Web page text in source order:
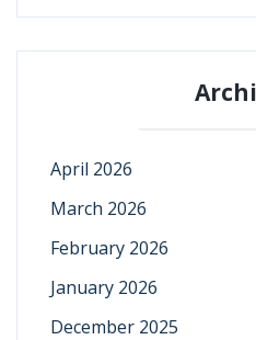
April 2026
March 2026
February 2026
January 2026
December 2025